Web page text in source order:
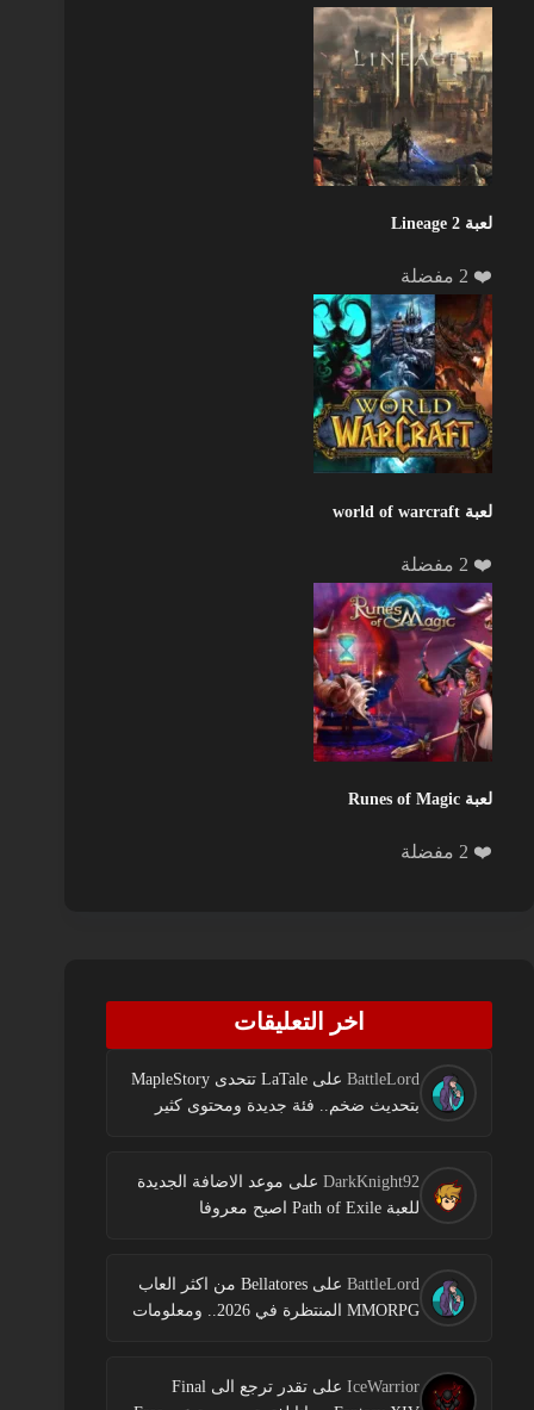
لعبة Lineage 2
❤️ 2 مفضلة
لعبة world of warcraft
❤️ 2 مفضلة
لعبة Runes of Magic
❤️ 2 مفضلة
اخر التعليقات
BattleLord على
LaTale تتحدى MapleStory
بتحديث ضخم.. فئة جديدة ومحتوى كثير
DarkKnight92 على موعد الاضافة الجديدة
للعبة Path of Exile اصبح معروفا
BattleLord على
Bellatores من اكثر العاب
MMORPG المنتظرة في 2026.. ومعلومات
IceWarrior على
تقدر ترجع الى Final